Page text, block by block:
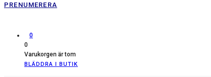
PRENUMERERA
0
0
Varukorgen är tom
BLÄDDRA I BUTIK